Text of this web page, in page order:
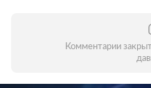
Комментарии